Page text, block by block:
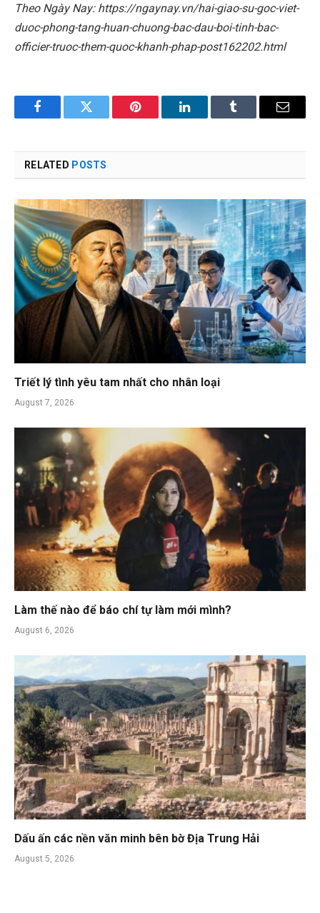
Theo Ngày Nay: https://ngaynay.vn/hai-giao-su-goc-viet-
duoc-phong-tang-huan-chuong-bac-dau-boi-tinh-bac-
officier-truoc-them-quoc-khanh-phap-post162202.html
FacebookTwitter Pinterest LinkedInTumblr Email
RELATED POSTS
Triết lý tình yêu tam nhất cho nhân loại
August 7, 2026
Làm thế nào để báo chí tự làm mới mình?
August 6, 2026
Dấu ấn các nền văn minh bên bờ Địa Trung Hải
August 5, 2026